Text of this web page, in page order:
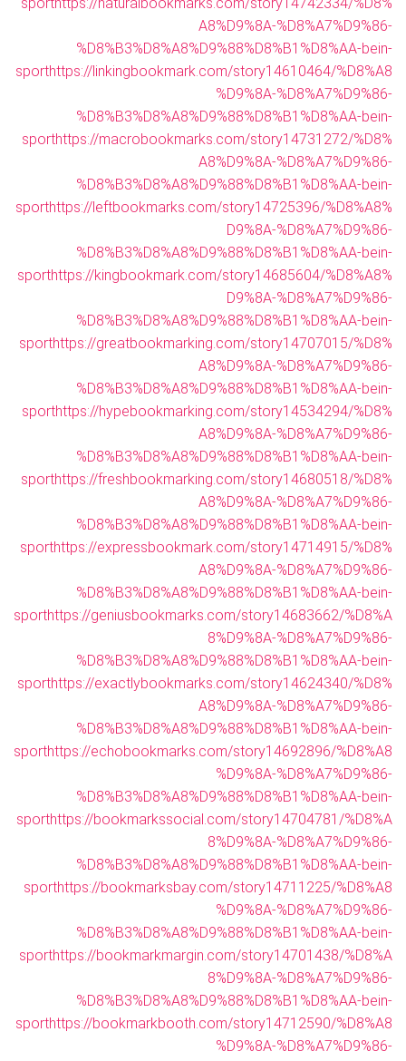
A8%D9%8A-%D8%A7%D9%86-
%D8%B3%D8%A8%D9%88%D8%B1%D8%AA-bein-
sporthttps://linkingbookmark.com/story14610464/%D8%A8
%D9%8A-%D8%A7%D9%86-
%D8%B3%D8%A8%D9%88%D8%B1%D8%AA-bein-
sporthttps://macrobookmarks.com/story14731272/%D8%
A8%D9%8A-%D8%A7%D9%86-
%D8%B3%D8%A8%D9%88%D8%B1%D8%AA-bein-
sporthttps://leftbookmarks.com/story14725396/%D8%A8%
D9%8A-%D8%A7%D9%86-
%D8%B3%D8%A8%D9%88%D8%B1%D8%AA-bein-
sporthttps://kingbookmark.com/story14685604/%D8%A8%
D9%8A-%D8%A7%D9%86-
%D8%B3%D8%A8%D9%88%D8%B1%D8%AA-bein-
sporthttps://greatbookmarking.com/story14707015/%D8%
A8%D9%8A-%D8%A7%D9%86-
%D8%B3%D8%A8%D9%88%D8%B1%D8%AA-bein-
sporthttps://hypebookmarking.com/story14534294/%D8%
A8%D9%8A-%D8%A7%D9%86-
%D8%B3%D8%A8%D9%88%D8%B1%D8%AA-bein-
sporthttps://freshbookmarking.com/story14680518/%D8%
A8%D9%8A-%D8%A7%D9%86-
%D8%B3%D8%A8%D9%88%D8%B1%D8%AA-bein-
sporthttps://expressbookmark.com/story14714915/%D8%
A8%D9%8A-%D8%A7%D9%86-
%D8%B3%D8%A8%D9%88%D8%B1%D8%AA-bein-
sporthttps://geniusbookmarks.com/story14683662/%D8%A
8%D9%8A-%D8%A7%D9%86-
%D8%B3%D8%A8%D9%88%D8%B1%D8%AA-bein-
sporthttps://exactlybookmarks.com/story14624340/%D8%
A8%D9%8A-%D8%A7%D9%86-
%D8%B3%D8%A8%D9%88%D8%B1%D8%AA-bein-
sporthttps://echobookmarks.com/story14692896/%D8%A8
%D9%8A-%D8%A7%D9%86-
%D8%B3%D8%A8%D9%88%D8%B1%D8%AA-bein-
sporthttps://bookmarkssocial.com/story14704781/%D8%A
8%D9%8A-%D8%A7%D9%86-
%D8%B3%D8%A8%D9%88%D8%B1%D8%AA-bein-
sporthttps://bookmarksbay.com/story14711225/%D8%A8
%D9%8A-%D8%A7%D9%86-
%D8%B3%D8%A8%D9%88%D8%B1%D8%AA-bein-
sporthttps://bookmarkmargin.com/story14701438/%D8%A
8%D9%8A-%D8%A7%D9%86-
%D8%B3%D8%A8%D9%88%D8%B1%D8%AA-bein-
sporthttps://bookmarkbooth.com/story14712590/%D8%A8
%D9%8A-%D8%A7%D9%86-